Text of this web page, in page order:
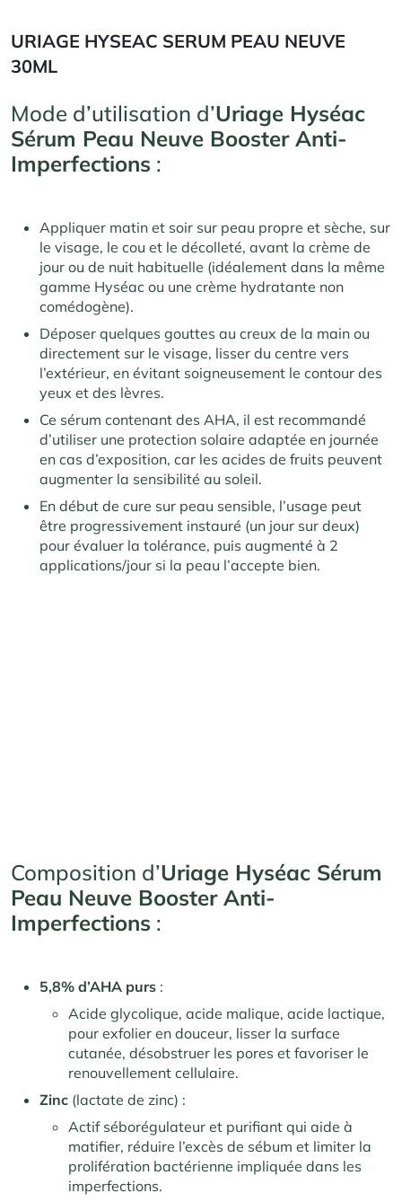
URIAGE HYSEAC SERUM PEAU NEUVE
30ML
Mode d’utilisation d’Uriage Hyséac
Sérum Peau Neuve Booster Anti-
Imperfections :
Appliquer matin et soir sur peau propre et sèche, sur
le visage, le cou et le décolleté, avant la crème de
jour ou de nuit habituelle (idéalement dans la même
gamme Hyséac ou une crème hydratante non
comédogène).
Déposer quelques gouttes au creux de la main ou
directement sur le visage, lisser du centre vers
l’extérieur, en évitant soigneusement le contour des
yeux et des lèvres.
Ce sérum contenant des AHA, il est recommandé
d’utiliser une protection solaire adaptée en journée
en cas d’exposition, car les acides de fruits peuvent
augmenter la sensibilité au soleil.
En début de cure sur peau sensible, l’usage peut
être progressivement instauré (un jour sur deux)
pour évaluer la tolérance, puis augmenté à 2
applications/jour si la peau l’accepte bien.
Composition d’Uriage Hyséac Sérum
Peau Neuve Booster Anti-
Imperfections :
5,8% d’AHA purs :
Acide glycolique, acide malique, acide lactique,
pour exfolier en douceur, lisser la surface
cutanée, désobstruer les pores et favoriser le
renouvellement cellulaire.
Zinc (lactate de zinc) :
Actif séborégulateur et purifiant qui aide à
matifier, réduire l’excès de sébum et limiter la
prolifération bactérienne impliquée dans les
imperfections.